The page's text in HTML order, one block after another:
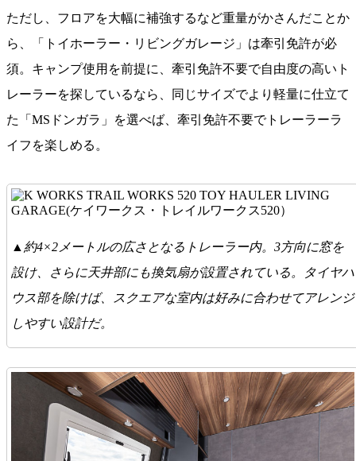
ただし、フロアを大幅に補強するなど重量がかさんだことか
ら、「トイホーラー・リビングガレージ」は牽引免許が必
須。キャンプ使用を前提に、牽引免許不要で自由度の高いト
レーラーを探しているなら、同じサイズでより軽量に仕立て
た「MSドンガラ」を選べば、牽引免許不要でトレーラーラ
イフを楽しめる。
▲約4×2メートルの広さとなるトレーラー内。3方向に窓を
設け、さらに天井部にも換気扇が設置されている。タイヤハ
ウス部を除けば、スクエアな室内は好みに合わせてアレンジ
しやすい設計だ。